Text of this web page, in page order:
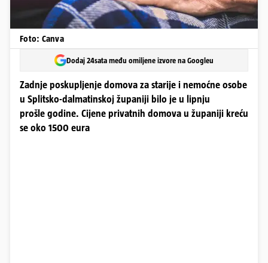
Foto: Canva
Dodaj 24sata među omiljene izvore na Googleu
Zadnje poskupljenje domova za starije i nemoćne osobe
u Splitsko-dalmatinskoj županiji bilo je u lipnju
prošle godine. Cijene privatnih domova u županiji kreću
se oko 1500 eura